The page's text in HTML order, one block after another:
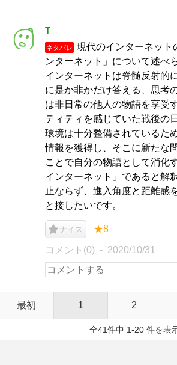
T
ネタバレ
現代のインターネット
ンターネット」について述べ
インターネットは脊髄反射的
に是か非かだけ答える、思考
は非日常の他人の物語を享受
ティティを感じていた戦後の
環境は十分整備されているた
情報を獲得し、そこに新たな
ことで自分の物語として消化
インターネット」であると解
止ならず、進入角度と距離感
と接したいです。
ナイス ★8
コメント(0) 2020/10/31
最初 1 2
全41件中 1-20 件を表